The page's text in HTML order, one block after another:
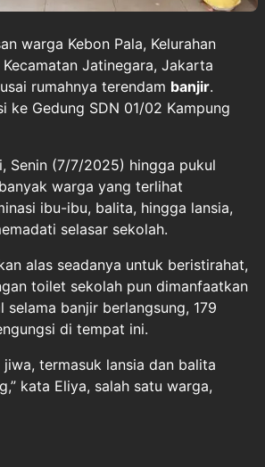
warga Kebon Pala, Kelurahan
Jatinegara, Jakarta
rumahnya terendam banjir.
ke Gedung SDN 01/02 Kampung
Senin (7/7/2025) hingga pukul
warga yang terlihat
ibu-ibu, balita, hingga lansia,
selasar sekolah.
alas seadanya untuk beristirahat,
toilet sekolah pun dimanfaatkan
selama banjir berlangsung, 179
di tempat ini.
jiwa, termasuk lansia dan balita
kata Eliya, salah satu warga,